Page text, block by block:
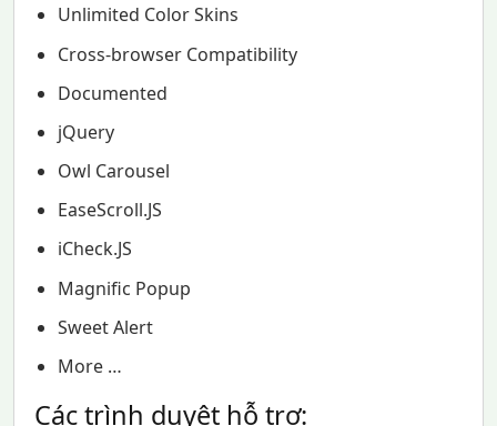
Unlimited Color Skins
Cross-browser Compatibility
Documented
jQuery
Owl Carousel
EaseScroll.JS
iCheck.JS
Magnific Popup
Sweet Alert
More …
Các trình duyệt hỗ trợ: